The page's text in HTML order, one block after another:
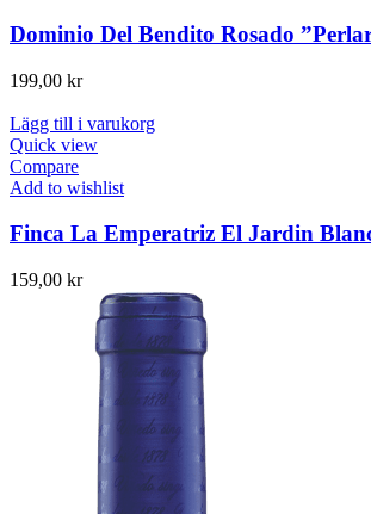
Dominio Del Bendito Rosado
199,00 kr
Lägg till i varukorg
Quick view
Compare
Add to wishlist
Finca La Emperatriz El Jardin
159,00 kr